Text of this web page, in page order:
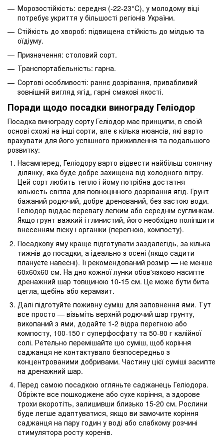
Морозостійкість: середня (-22-23°C), у молодому віці
потребує укриття у більшості регіонів України.
Стійкість до хвороб: підвищена стійкість до мілдью та
оїдіуму.
Призначення: столовий сорт.
Транспортабельність: гарна.
Сортові особливості: раннє дозрівання, привабливий
зовнішній вигляд ягід, гарні смакові якості.
Поради щодо посадки винограду Геліодор
Посадка винограду сорту Геліодор має принципи, в своїй
основі схожі на інші сорти, але є кілька нюансів, які варто
врахувати для його успішного приживлення та подальшого
розвитку:
Насамперед, Геліодору варто відвести найбільш сонячну
ділянку, яка буде добре захищена від холодного вітру.
Цей сорт любить тепло і йому потрібна достатня
кількість світла для повноцінного дозрівання ягід. Грунт
бажаний родючий, добре дренований, без застою води.
Геліодор віддає перевагу легким або середнім суглинкам.
Якщо грунт важкий і глинистий, його необхідно поліпшити
внесенням піску і органіки (перегною, компосту).
Посадкову яму краще підготувати заздалегідь, за кілька
тижнів до посадки, а ідеально з осені (якщо садити
плануєте навесні). Її рекомендований розмір — не менше
60x60x60 см. На дно кожної лунки обов'язково насипте
дренажний шар товщиною 10-15 см. Це може бути бита
цегла, щебінь або керамзит.
Далі підготуйте поживну суміш для заповнення ями. Тут
все просто — візьміть верхній родючий шар грунту,
викопаний з ями, додайте 1-2 відра перегною або
компосту, 100-150 г суперфосфату та 50-80 г калійної
солі. Ретельно перемішайте цю суміш, щоб коріння
саджанця не контактувало безпосередньо з
концентрованими добривами. Частину цієї суміші засипте
на дренажний шар.
Перед самою посадкою огляньте саджанець Геліодора.
Обріжте все пошкоджене або сухе коріння, а здорове
трохи вкоротіть, залишивши близько 15-20 см. Рослини
буде легше адаптуватися, якщо ви замочите коріння
саджанця на пару годин у воді або слабкому розчині
стимулятора росту коренів.